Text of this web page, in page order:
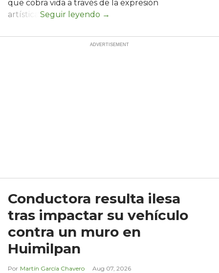
que cobra vida a través de la expresión
artística.
Conductora resulta ilesa
tras impactar su vehículo
contra un muro en
Huimilpan
Martín García Chavero Aug 07, 2026